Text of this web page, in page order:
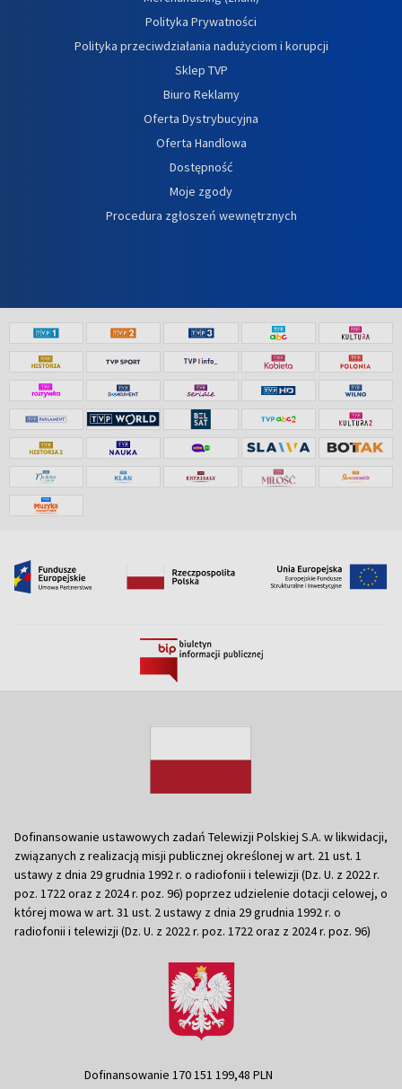
Polityka Prywatności
Polityka przeciwdziałania nadużyciom i korupcji
Sklep TVP
Biuro Reklamy
Oferta Dystrybucyjna
Oferta Handlowa
Dostępność
Moje zgody
Procedura zgłoszeń wewnętrznych
Dofinansowanie ustawowych zadań Telewizji Polskiej S.A. w likwidacji,
związanych z realizacją misji publicznej określonej w art. 21 ust. 1
ustawy z dnia 29 grudnia 1992 r. o radiofonii i telewizji (Dz. U. z 2022 r.
poz. 1722 oraz z 2024 r. poz. 96) poprzez udzielenie dotacji celowej, o
której mowa w art. 31 ust. 2 ustawy z dnia 29 grudnia 1992 r. o
radiofonii i telewizji (Dz. U. z 2022 r. poz. 1722 oraz z 2024 r. poz. 96)
Dofinansowanie 170 151 199,48 PLN